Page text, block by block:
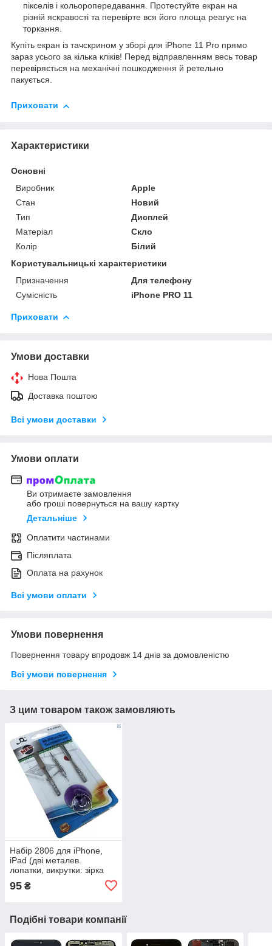
пікселів і кольоропередавання. Протестуйте екран на
різній яскравості та перевірте вся його площа реагує на
торкання.
Купіть екран із тачскрином у зборі для iPhone 11 Pro прямо
зараз усього за кілька кліків! Перед відправленням весь товар
перевіряється на механічні пошкодження й ретельно
пакується.
Приховати
Характеристики
Основні
Виробник
Apple
Стан
Новий
Тип
Дисплей
Матеріал
Скло
Колір
Білий
Користувальницькі характеристики
Призначення
Для телефону
Сумісність
iPhone PRO 11
Приховати
Умови доставки
Нова Пошта
Доставка поштою
Всі умови доставки
Умови оплати
Ви отримаєте замовлення
або гроші повернуться на вашу картку
Детальніше
Оплатити частинами
Післяплата
Оплата на рахунок
Всі умови оплати
Умови повернення
Повернення товару впродовж 14 днів за домовленістю
Всі умови повернення
З цим товаром також замовляють
Набір 2806 для iPhone,
iPad (дві металев.
лопатки, викрутки: зірка
знімач)
95 ₴
Подібні товари компанії